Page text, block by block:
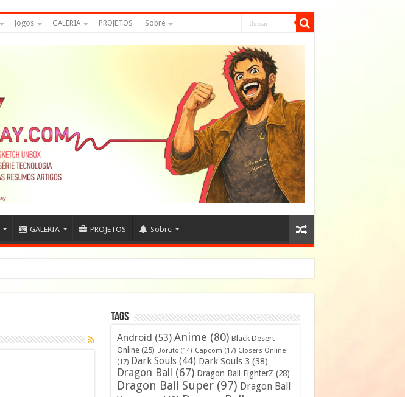
Jogos GALERIA PROJETOS Sobre
GALERIA PROJETOS Sobre
Tags
Android (53) Anime (80) Black Desert
Online(25) Boruto (14) Capcom (17) Closers Online
(17) Dark Souls(44) Dark Souls 3 (38)
Dragon Ball (67) Dragon Ball FighterZ (28)
Dragon Ball Super(97) Dragon Ball